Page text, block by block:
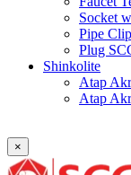
Socket
Pipe
Plug
Shinkolite
Atap
Atap
×